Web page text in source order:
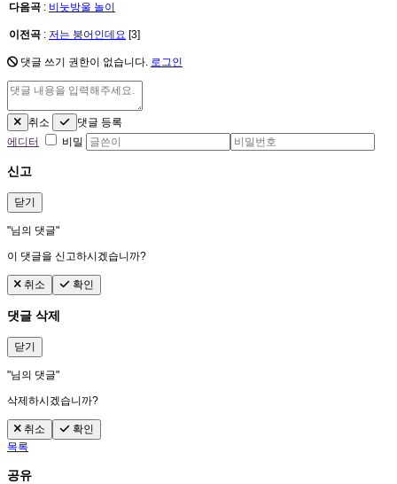
다음곡 : 비눗방울 놀이
이전곡 : 저는 붕어인데요 [3]
댓글 쓰기 권한이 없습니다. 로그인
취소
댓글 등록
에디터
비밀
신고
닫기
"님의 댓글"
이 댓글을 신고하시겠습니까?
취소 확인
댓글 삭제
닫기
"님의 댓글"
삭제하시겠습니까?
취소
확인
목록
공유